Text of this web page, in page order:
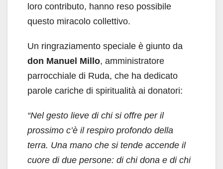
loro contributo, hanno reso possibile
questo miracolo collettivo.
Un ringraziamento speciale è giunto da
don Manuel Millo, amministratore
parrocchiale di Ruda, che ha dedicato
parole cariche di spiritualità ai donatori:
“Nel gesto lieve di chi si offre per il
prossimo c’è il respiro profondo della
terra. Una mano che si tende accende il
cuore di due persone: di chi dona e di chi